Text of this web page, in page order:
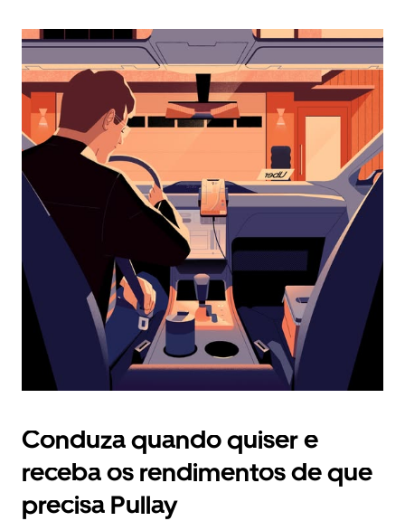
interagir
o
calendário
selecionar
uma
data.
Prima
o
botão
o
calendário.
Conduza quando quiser e
receba os rendimentos de que
precisa Pullay